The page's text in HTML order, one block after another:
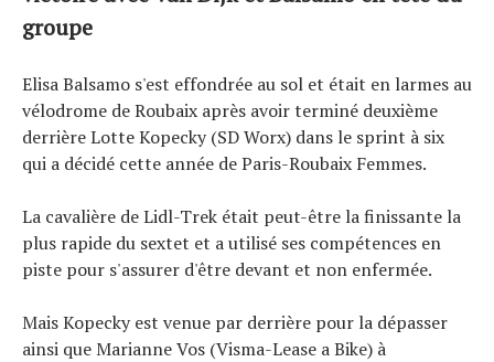
groupe
Elisa Balsamo s'est effondrée au sol et était en larmes au
vélodrome de Roubaix après avoir terminé deuxième
derrière Lotte Kopecky (SD Worx) dans le sprint à six
qui a décidé cette année de Paris-Roubaix Femmes.
La cavalière de Lidl-Trek était peut-être la finissante la
plus rapide du sextet et a utilisé ses compétences en
piste pour s'assurer d'être devant et non enfermée.
Mais Kopecky est venue par derrière pour la dépasser
ainsi que Marianne Vos (Visma-Lease a Bike) à
Technologies
Tests de produits
Conseils
Tous nos articles
À propos